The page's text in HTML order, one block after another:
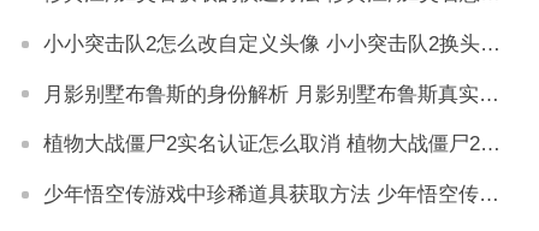
小小突击队2怎么改自定义头像 小小突击队2换头像方法
月影别墅布鲁斯的身份解析 月影别墅布鲁斯真实身份是谁
植物大战僵尸2实名认证怎么取消 植物大战僵尸2解除实名认证方法
少年悟空传游戏中珍稀道具获取方法 少年悟空传游戏珍稀道具如何获取